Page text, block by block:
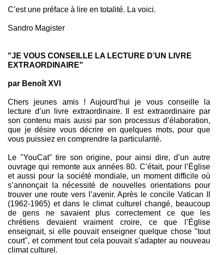
C’est une préface à lire en totalité. La voici.
Sandro Magister
"JE VOUS CONSEILLE LA LECTURE D’UN LIVRE
EXTRAORDINAIRE"
par Benoît XVI
Chers jeunes amis ! Aujourd’hui je vous conseille la
lecture d’un livre extraordinaire. Il est extraordinaire par
son contenu mais aussi par son processus d’élaboration,
que je désire vous décrire en quelques mots, pour que
vous puissiez en comprendre la particularité.
Le "YouCat" tire son origine, pour ainsi dire, d’un autre
ouvrage qui remonte aux années 80. C’était, pour l’Église
et aussi pour la société mondiale, un moment difficile où
s’annonçait la nécessité de nouvelles orientations pour
trouver une route vers l’avenir. Après le concile Vatican II
(1962-1965) et dans le climat culturel changé, beaucoup
de gens ne savaient plus correctement ce que les
chrétiens devaient vraiment croire, ce que l’Église
enseignait, si elle pouvait enseigner quelque chose "tout
court", et comment tout cela pouvait s’adapter au nouveau
climat culturel.